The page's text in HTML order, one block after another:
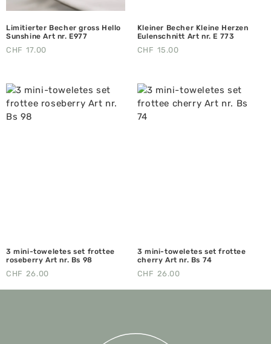
Limitierter Becher gross Hello
Sunshine Art nr. E977
CHF 17.00
Kleiner Becher Kleine Herzen
Eulenschnitt Art nr. E 773
CHF 15.00
3 mini-toweletes set frottee
roseberry Art nr. Bs 98
CHF 26.00
3 mini-toweletes set frottee
cherry Art nr. Bs 74
CHF 26.00